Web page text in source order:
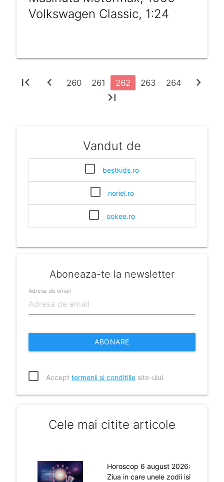
Volkswagen Classic, 1:24
first_page chevron_left 260 261 262 263 264
chevron_right
last_page
Vandut de
bestkids.ro
noriel.ro
ookee.ro
Aboneaza-te la newsletter
Adresa de email
ABONARE
Accept termenii si conditiilesite-ului.
Cele mai citite articole
Horoscop 6 august 2026:
Ziua in care unele zodii isi